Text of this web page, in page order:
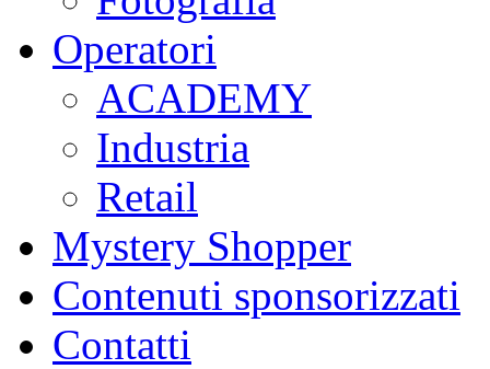
Operatori
ACADEMY
Industria
Retail
Mystery Shopper
Contenuti sponsorizzati
Contatti